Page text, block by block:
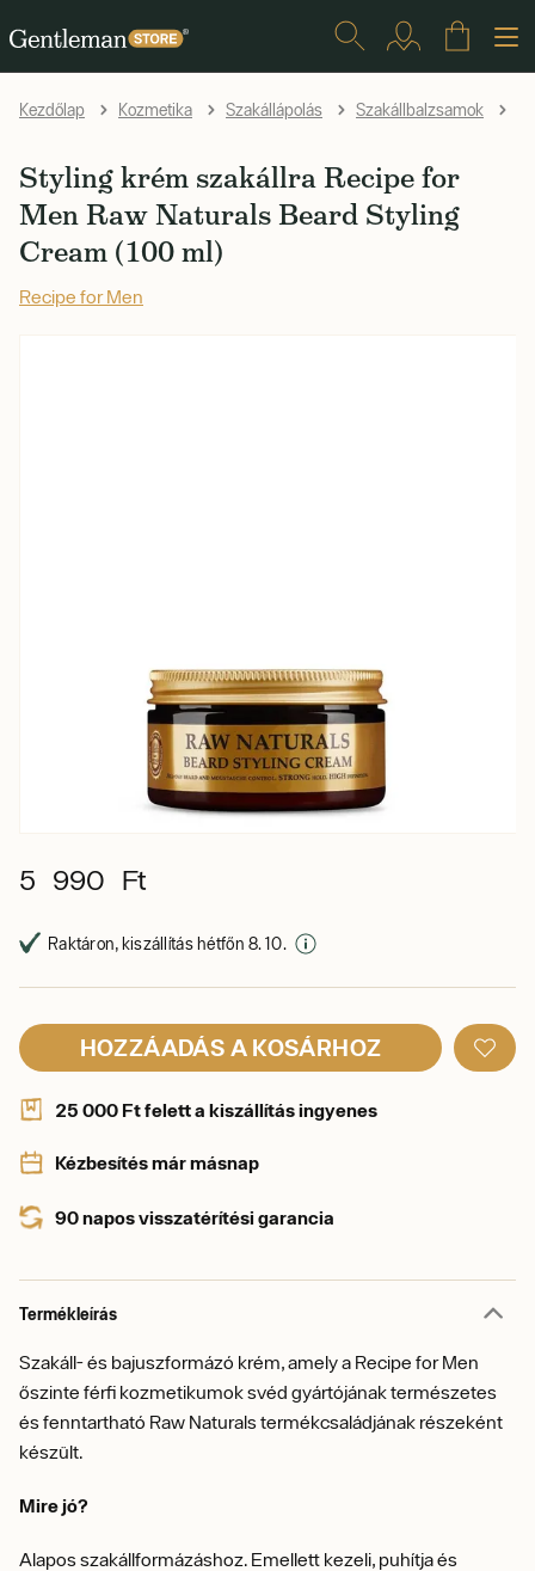
Kezdőlap Kozmetika Szakállápolás Szakállbalzsamok
Styling krém szakállra Recipe for
Men Raw Naturals Beard Styling
Cream (100 ml)
Recipe for Men
5 990 Ft
Raktáron, kiszállítás hétfőn 8. 10.
HOZZÁADÁS A KOSÁRHOZ
25 000 Ft felett a kiszállítás ingyenes
Kézbesítés már másnap
90 napos visszatérítési garancia
Termékleírás
Szakáll- és bajuszformázó krém, amely a Recipe for Men
őszinte férfi kozmetikumok svéd gyártójának természetes
és fenntartható Raw Naturals termékcsaládjának részeként
készült.
Mire jó?
Alapos szakállformázáshoz. Emellett kezeli, puhítja és